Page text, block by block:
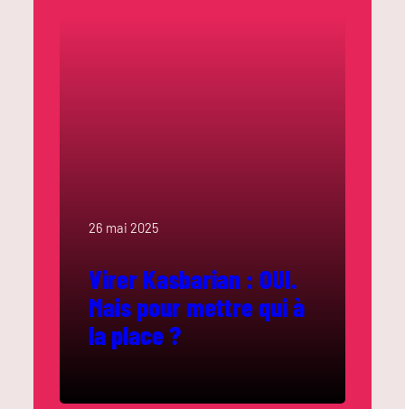
26 mai 2025
Virer Kasbarian : OUI.
Mais pour mettre qui à
la place ?